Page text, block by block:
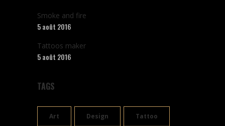
Smoke and fire
5 août 2016
Tattoos maker
5 août 2016
TAGS
Art Design Tattoo